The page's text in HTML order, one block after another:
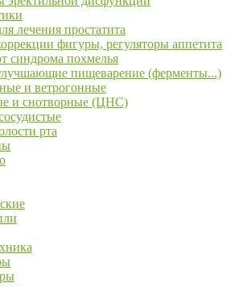
лечения простатита
фигуры, регуляторы аппетита
синдрома похмелья
пищеварение (ферменты...)
и ветрогонные
и снотворные (ЦНС)
рта